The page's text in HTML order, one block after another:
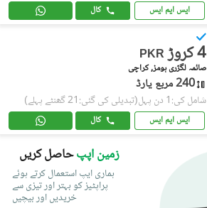
ایس ایم ایس کال
PKR 4 کروڑ
صائمہ لگژری ہومز, کراچی
240 مربع یارڈ
شامل کی:1 دن پہل (تبدیلی کی گئی:21 گھنٹے پہلے)
ایس ایم ایس کال
زمین اپپحاصل کریں
ہماری ایپ استعمال کرتے ہوئے
پراپٹیز کو بہتر اور تیزی سے
خریدیں اور بیچیں